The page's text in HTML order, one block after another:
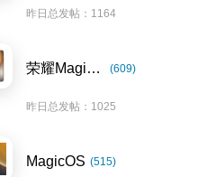
昨日总发帖：1164
荣耀Magic8系列 (609)
昨日总发帖：1025
MagicOS (515)